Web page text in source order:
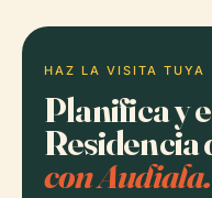
HAZ LA VISITA TUYA
Planifica y
Residencia
con Audiala.